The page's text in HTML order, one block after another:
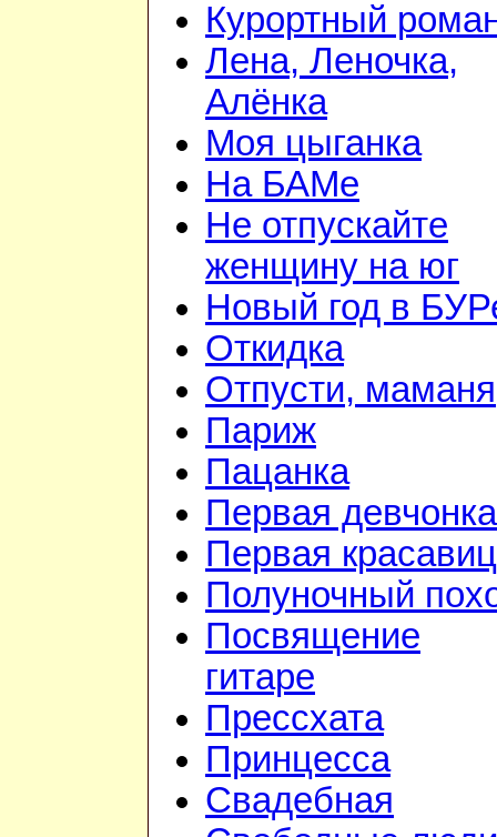
Курортный
Лена, Леночка,
Алёнка
Моя цыганка
На БАМе
Не отпускайте
женщину на юг
Новый год в
Откидка
Отпусти, маманя
Париж
Пацанка
Первая девчонка
Первая
Полуночный
Посвящение
гитаре
Прессхата
Принцесса
Свадебная